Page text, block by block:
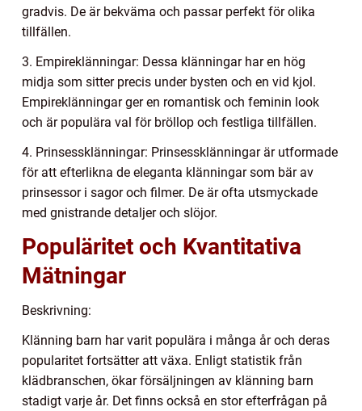
gradvis. De är bekväma och passar perfekt för olika
tillfällen.
3. Empireklänningar: Dessa klänningar har en hög
midja som sitter precis under bysten och en vid kjol.
Empireklänningar ger en romantisk och feminin look
och är populära val för bröllop och festliga tillfällen.
4. Prinsessklänningar: Prinsessklänningar är utformade
för att efterlikna de eleganta klänningar som bär av
prinsessor i sagor och filmer. De är ofta utsmyckade
med gnistrande detaljer och slöjor.
Populäritet och Kvantitativa
Mätningar
Beskrivning:
Klänning barn har varit populära i många år och deras
popularitet fortsätter att växa. Enligt statistik från
klädbranschen, ökar försäljningen av klänning barn
stadigt varje år. Det finns också en stor efterfrågan på